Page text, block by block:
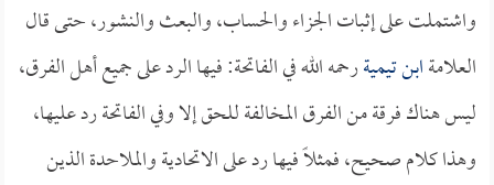
واشتملت على إثبات الجزاء والحساب، والبعث والنشور، حتى قال
العلامةابن تيميةرحمه الله في الفاتحة: فيها الرد على جميع أهل الفرق،
ليس هناك فرقة من الفرق المخالفة للحق إلا وفي الفاتحة رد عليها،
وهذا كلام صحيح، فمثلاً فيها رد على الاتحادية والملاحدة الذين